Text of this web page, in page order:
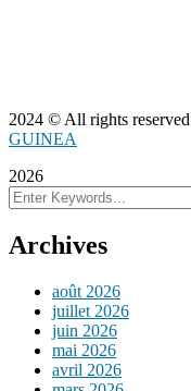
2024 © All rights
GUINEA
2026
Archives
août 2026
juillet 2026
juin 2026
mai 2026
avril 2026